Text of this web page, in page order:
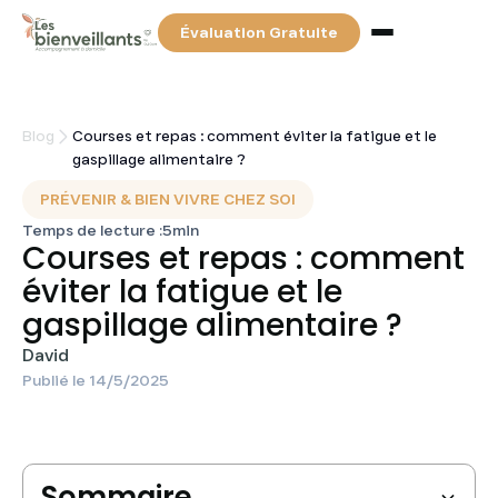
Évaluation Gratuite
Services
Tarifs & Financements
Partenaires
Blog
Recherchez votre auxiliaire de vie
Blog
Courses et repas : comment éviter la fatigue et le
gaspillage alimentaire ?
PRÉVENIR & BIEN VIVRE CHEZ SOI
Temps de lecture :5min
Courses et repas : comment
éviter la fatigue et le
gaspillage alimentaire ?
David
Publié le 14/5/2025